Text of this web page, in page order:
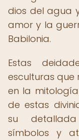
dios del agua
amor y la
Babilonia.
Estas
esculturas que
en la
de estas
su
símbolos y